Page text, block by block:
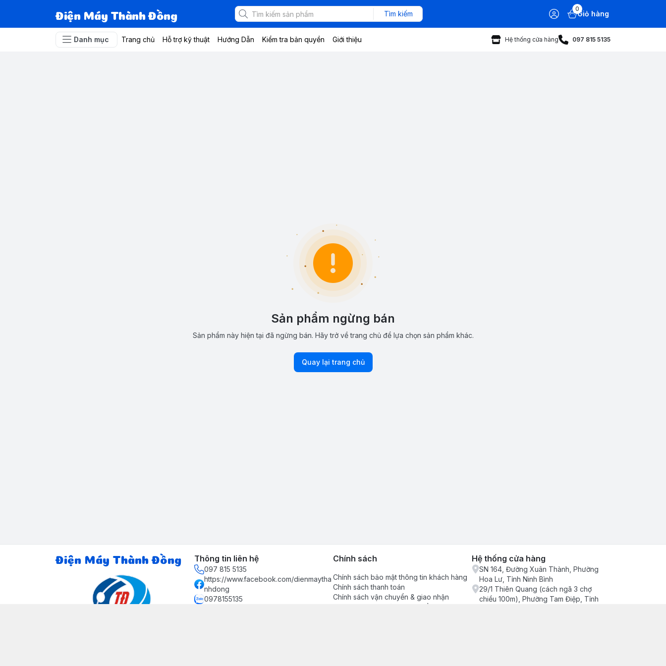
Điện Máy Thành Đồng Tìm kiếm
0
Giỏ hàng
Danh mục Trang chủ Hỗ trợ kỹ thuật Hướng Dẫn Kiểm tra bản quyền Giới thiệu Hệ thống cửa hàng 097 815 5135
Sản phẩm ngừng bán
Sản phẩm này hiện tại đã ngừng bán. Hãy trở về trang chủ để lựa chọn sản phẩm khác.
Quay lại trang chủ
Điện Máy Thành Đồng Thông tin liên hệ
097 815 5135
https://www.facebook.com/dienmaytha
nhdong
0978155135
Chính sách
Chính sách bảo mật thông tin khách hàng
Chính sách thanh toán
Chính sách vận chuyển & giao nhận
Chính sách bảo hành sản phẩm
Hệ thống cửa hàng
SN 164, Đường Xuân Thành, Phường
Hoa Lư, Tỉnh Ninh Bình
29/1 Thiên Quang (cách ngã 3 chợ
chiều 100m), Phường Tam Điệp, Tỉnh